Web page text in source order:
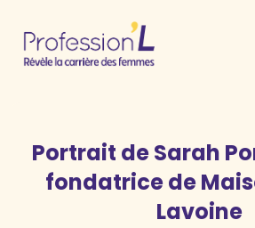
Portrait de Sarah
fondatrice de
Lavoine